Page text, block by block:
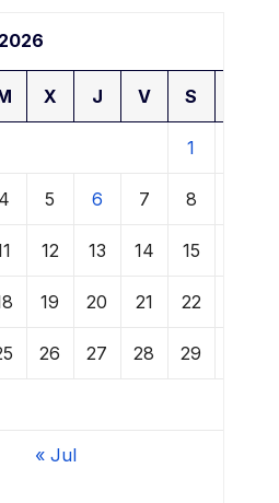
X J V S
1
4 5 6 7 8
12 13 14 15
19 20 21 22
26 27 28 29
« Jul